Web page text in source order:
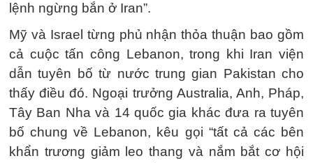
lệnh ngừng bắn ở Iran”.
Mỹ và Israel từng phủ nhận thỏa thuận bao gồm
cả cuộc tấn công Lebanon, trong khi Iran viện
dẫn tuyên bố từ nước trung gian Pakistan cho
thấy điều đó. Ngoại trưởng Australia, Anh, Pháp,
Tây Ban Nha và 14 quốc gia khác đưa ra tuyên
bố chung về Lebanon, kêu gọi “tất cả các bên
khẩn trương giảm leo thang và nắm bắt cơ hội